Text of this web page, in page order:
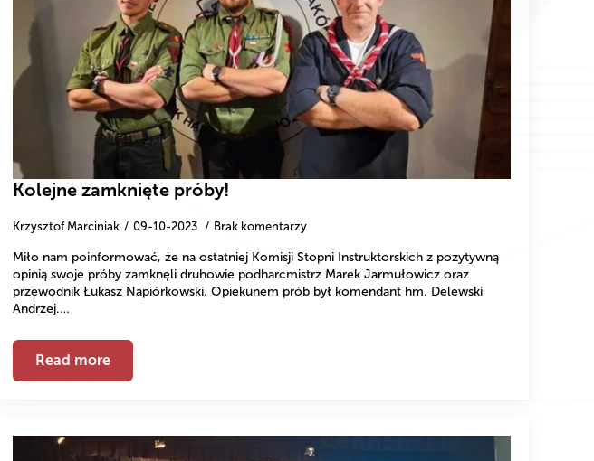
Kolejne zamknięte próby!
Krzysztof Marciniak 09-10-2023 Brak komentarzy
Miło nam poinformować, że na ostatniej Komisji Stopni Instruktorskich z pozytywną
opinią swoje próby zamknęli druhowie podharcmistrz Marek Jarmułowicz oraz
przewodnik Łukasz Napiórkowski. Opiekunem prób był komendant hm. Delewski
Andrzej.…
Read more